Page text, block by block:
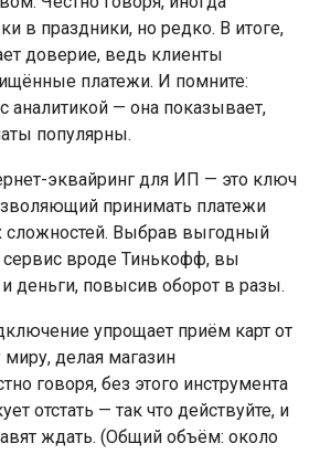
в праздники, но редко. В итоге,
доверие, ведь клиенты
платежи. И помните:
аналитикой — она показывает,
популярны.
эквайринг для ИП — это ключ
принимать платежи
сложностей. Выбрав выгодный
вроде Тинькофф, вы
деньги, повысив оборот в разы.
упрощает приём карт от
делая магазин
говоря, без этого инструмента
отстать — так что действуйте, и
ждать. (Общий объём: около